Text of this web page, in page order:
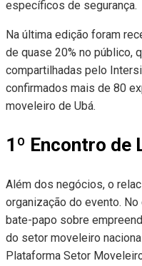
específicos de segurança.
Na última edição foram
de quase 20% no público,
compartilhadas pelo
confirmados mais de 80
moveleiro de Ubá.
1º Encontro de
Além dos negócios, o
organização do evento.
bate-papo sobre
do setor moveleiro
Plataforma Setor